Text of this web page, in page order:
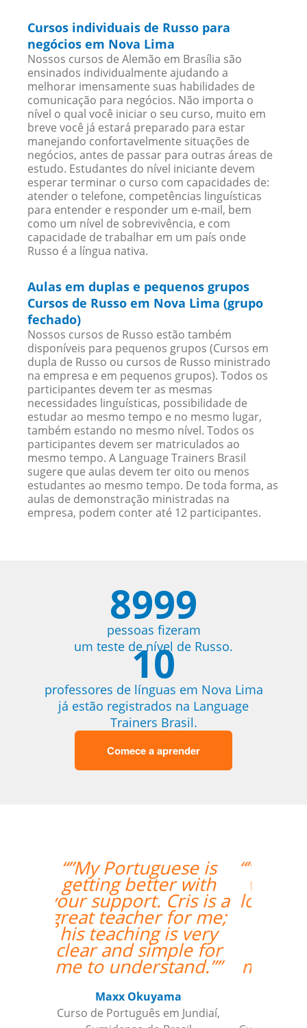
Cursos individuais de Russo para
negócios em Nova Lima
Nossos cursos de Alemão em Brasília são
ensinados individualmente ajudando a
melhorar imensamente suas habilidades de
comunicação para negócios. Não importa o
nível o qual você iniciar o seu curso, muito em
breve você já estará preparado para estar
manejando confortavelmente situações de
negócios, antes de passar para outras áreas de
estudo. Estudantes do nível iniciante devem
esperar terminar o curso com capacidades de:
atender o telefone, competências linguísticas
para entender e responder um e-mail, bem
como um nível de sobrevivência, e com
capacidade de trabalhar em um país onde
Russo é a língua nativa.
Aulas em duplas e pequenos grupos
Cursos de Russo em Nova Lima (grupo
fechado)
Nossos cursos de Russo estão também
disponíveis para pequenos grupos (Cursos em
dupla de Russo ou cursos de Russo ministrado
na empresa e em pequenos grupos). Todos os
participantes devem ter as mesmas
necessidades linguísticas, possibilidade de
estudar ao mesmo tempo e no mesmo lugar,
também estando no mesmo nível. Todos os
participantes devem ser matriculados ao
mesmo tempo. A Language Trainers Brasil
sugere que aulas devem ter oito ou menos
estudantes ao mesmo tempo. De toda forma, as
aulas de demonstração ministradas na
empresa, podem conter até 12 participantes.
8999
pessoas fizeram
um teste de nível de Russo.
10
professores de línguas em Nova Lima
já estão registrados na Language
Trainers Brasil.
Comece a aprender
“”I had my second class
with Carol and it was
lovely. I am very happy
to have her as my
teacher and I am
looking forward to
more classes with her.
Ariana Maher